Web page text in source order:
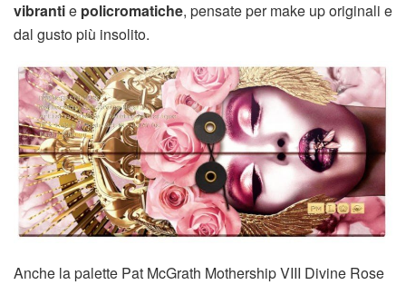
vibrantie policromatiche, pensate per make up originali e
dal gusto più insolito.
Anche la palette Pat McGrath Mothership VIII Divine Rose